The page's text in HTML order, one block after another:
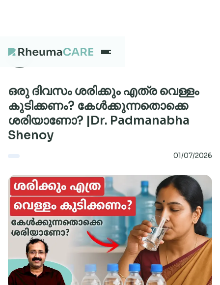
What we treat
Our Centres
About
Research
ഒരു ദിവസം ശരിക്കും എത്ര വെള്ളം
കുടിക്കണം? കേൾക്കുന്നതൊക്കെ
ശരിയാണോ? |Dr. Padmanabha
Shenoy
01/07/2026